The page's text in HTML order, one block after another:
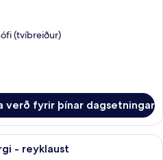
(tvíbreiður)
verð fyrir þínar dagsetningar
Deluxe-íbúð - 2 svefnherbergi -
- reyklaust